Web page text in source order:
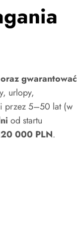
gwarantować
urlopy,
przez 5–50 lat (w
od startu
000 PLN.